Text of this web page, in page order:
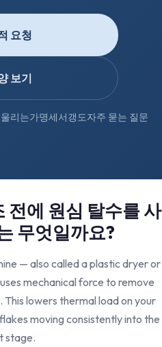
요청
보기
리는가명세서갱도자주 묻는 질문
전에 원심 탈수를 사
무엇일까요?
— also called a plastic dryer or
mechanical force to remove
lowers thermal load on your
moving consistently into the
stage.